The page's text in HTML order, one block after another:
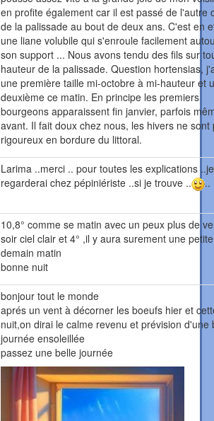
en profite également car il est passé de l'autre
de la palissade au bout de deux ans. C'est en
une liane volubile qui s'enroule facilement
son support ... Nous avons tendu des fils sur
hauteur de la palissade. Question hortensias,
une première taille mi-octobre à mi-hauteur et
deuxième ce matin. En principe les premiers
bourgeons apparaissent fin janvier, parfois
avant. Il fait doux chez nous, les hivers ne sont
rigoureux en bordure du littoral.
Larima ..merci .. pour toutes les explications ..je
regarderai chez pépiniériste ..si je trouve ..
..
10,8° comme se matin avec un peux plus de
soir ciel clair et 4° ,il y aura surement une
demain matin
bonne nuit
bonjour tout le monde
aprés un vent à décorner les boeufs hier et
nuit,on dirai le calme revenu et prévision d'une
journée ensoleillée
passez une belle journée